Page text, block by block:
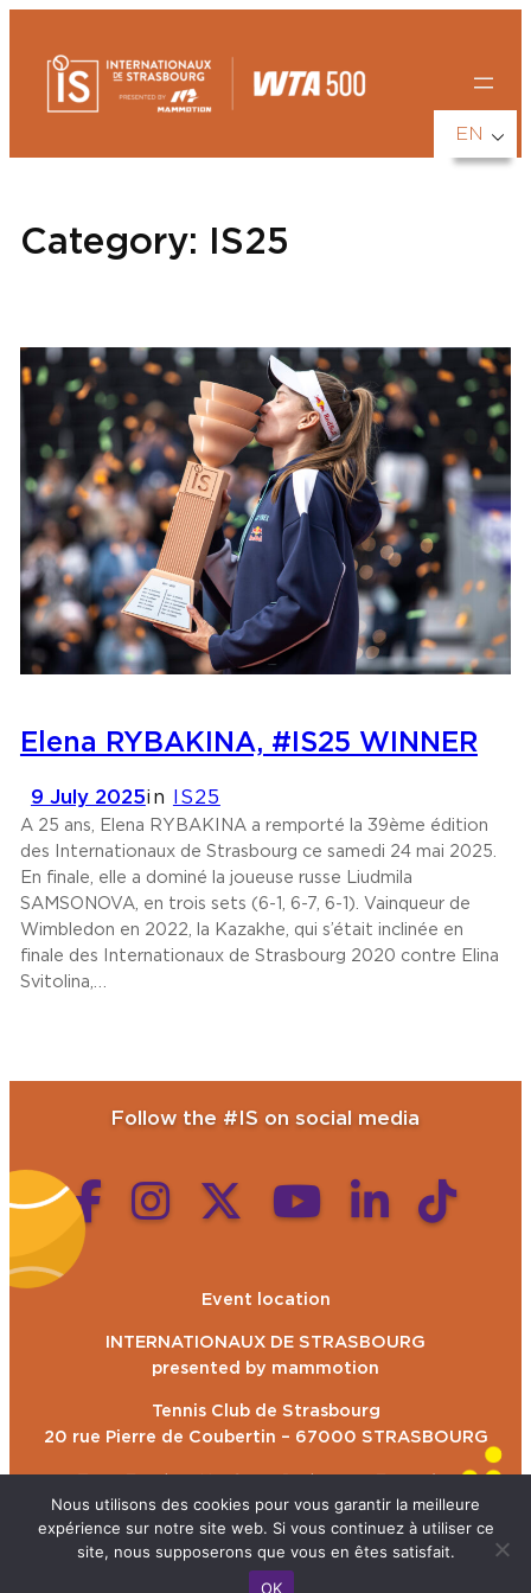
content
EN
Category: IS25
Elena RYBAKINA, #IS25 WINNER
9 July 2025in IS25
A 25 ans, Elena RYBAKINA a remporté la 39ème édition
des Internationaux de Strasbourg ce samedi 24 mai 2025.
En finale, elle a dominé la joueuse russe Liudmila
SAMSONOVA, en trois sets (6-1, 6-7, 6-1). Vainqueur de
Wimbledon en 2022, la Kazakhe, qui s’était inclinée en
finale des Internationaux de Strasbourg 2020 contre Elina
Svitolina,…
Follow the #IS on social media
Event location
INTERNATIONAUX DE STRASBOURG
presented by mammotion
Tennis Club de Strasbourg
20 rue Pierre de Coubertin – 67000 STRASBOURG
Nous utilisons des cookies pour vous garantir la meilleure
expérience sur notre site web. Si vous continuez à utiliser ce
site, nous supposerons que vous en êtes satisfait.
OK